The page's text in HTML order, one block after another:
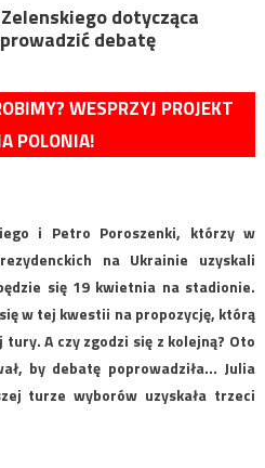
dotycząca
debatę
WESPRZYJ PROJEKT
POLONIA!
i Petro Poroszenki, którzy w
na Ukrainie uzyskali
się 19 kwietnia na stadionie.
w tej kwestii na propozycję, którą
tury. A czy zgodzi się z kolejną? Oto
by debatę poprowadziła… Julia
turze wyborów uzyskała trzeci